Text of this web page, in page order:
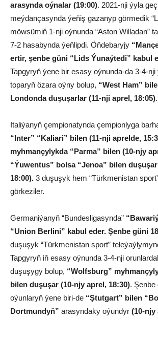
arasynda oýnalar (19:00). 2021-nji ýyla
meýdançasynda ýeňiş gazanyp görmedik
möwsümiň 1-nji oýnunda “Aston Willadan”
7-2 hasabynda ýeňlipdi. Öňdebaryjy
ertir, şenbe güni “Lids Ýunaýtedi” kabul
Tapgyryň ýene bir esasy oýnunda-da 3-4-
toparyň özara oýny bolup, “West Ham”
Londonda duşuşarlar (11-nji aprel, 18:05).
Italiýanyň çempionatynda çempionlyga
“Inter” “Kaliari” bilen (11-nji aprelde,
myhmançylykda “Parma” bilen (10-njy
“Ýuwentus” bolsa “Jenoa” bilen
18:00). 3 duşuşyk hem “Türkmenistan
görkeziler.
Germaniýanyň “Bundesligasynda”
“Union Berlini” kabul eder. Şenbe güni
duşuşyk “Türkmenistan sport”
Tapgyryň iň esasy oýnunda 3-4-nji
duşuşygy bolup, “Wolfsburg”
bilen duşuşar (10-njy aprel, 18:30). Şenbe
oýunlaryň ýene biri-de “Ştutgart” bilen
Dortmundyň” arasyndaky oýundyr (10-njy